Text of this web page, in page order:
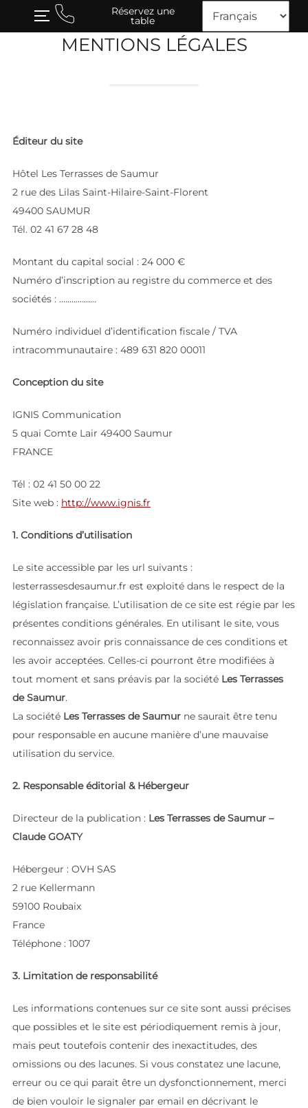
TOGGLE SIDEBAR & NAVIGATION
Réservez une
table
MENTIONS LÉGALES
Éditeur du site
Hôtel Les Terrasses de Saumur
2 rue des Lilas Saint-Hilaire-Saint-Florent
49400 SAUMUR
Tél. 02 41 67 28 48
Montant du capital social : 24 000 €
Numéro d’inscription au registre du commerce et des
sociétés : ………………
Numéro individuel d’identification fiscale / TVA
intracommunautaire : 489 631 820 00011
Conception du site
IGNIS Communication
5 quai Comte Lair 49400 Saumur
FRANCE
Tél : 02 41 50 00 22
Site web : http://www.ignis.fr
1. Conditions d’utilisation
Le site accessible par les url suivants :
lesterrassesdesaumur.fr est exploité dans le respect de la
législation française. L’utilisation de ce site est régie par les
présentes conditions générales. En utilisant le site, vous
reconnaissez avoir pris connaissance de ces conditions et
les avoir acceptées. Celles-ci pourront être modifiées à
tout moment et sans préavis par la société Les Terrasses
de Saumur.
La société Les Terrasses de Saumurne saurait être tenu
pour responsable en aucune manière d’une mauvaise
utilisation du service.
2. Responsable éditorial & Hébergeur
Directeur de la publication : Les Terrasses de Saumur –
Claude GOATY
Hébergeur : OVH SAS
2 rue Kellermann
59100 Roubaix
France
Téléphone : 1007
3. Limitation de responsabilité
Les informations contenues sur ce site sont aussi précises
que possibles et le site est périodiquement remis à jour,
mais peut toutefois contenir des inexactitudes, des
omissions ou des lacunes. Si vous constatez une lacune,
erreur ou ce qui parait être un dysfonctionnement, merci
de bien vouloir le signaler par email en décrivant le